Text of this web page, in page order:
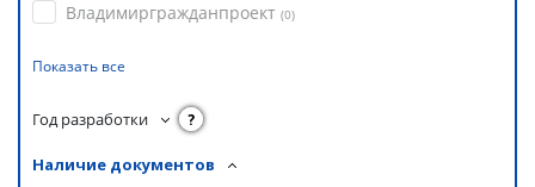
Владимиргражданпроект (0)
Показать все
Год разработки ?
Наличие документов